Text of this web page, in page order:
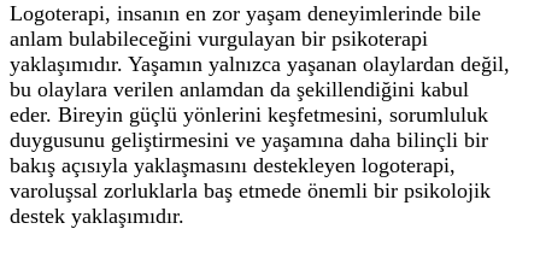
Logoterapi, insanın en zor yaşam deneyimlerinde bile
anlam bulabileceğini vurgulayan bir psikoterapi
yaklaşımıdır. Yaşamın yalnızca yaşanan olaylardan değil,
bu olaylara verilen anlamdan da şekillendiğini kabul
eder. Bireyin güçlü yönlerini keşfetmesini, sorumluluk
duygusunu geliştirmesini ve yaşamına daha bilinçli bir
bakış açısıyla yaklaşmasını destekleyen logoterapi,
varoluşsal zorluklarla baş etmede önemli bir psikolojik
destek yaklaşımıdır.